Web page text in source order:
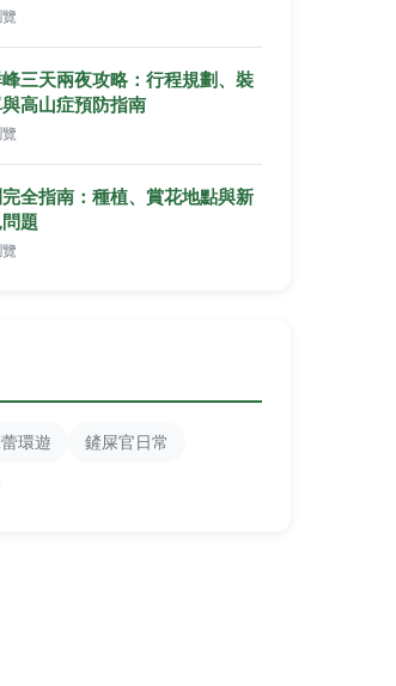
三天兩夜攻略：行程規劃、裝
高山症預防指南
全指南：種植、賞花地點與新
題
環遊
鏟屎官日常